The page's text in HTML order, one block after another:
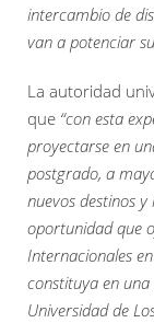
intercambio de
van a potenciar
La autoridad
que “con esta
proyectarse en
postgrado, a
nuevos destinos
oportunidad que
Internacionales
constituya en
Universidad de